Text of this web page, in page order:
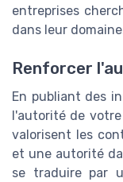
entreprises
dans leur
Renforcer
En publiant des
l'autorité de
valorisent les
et une autorité
se traduire par